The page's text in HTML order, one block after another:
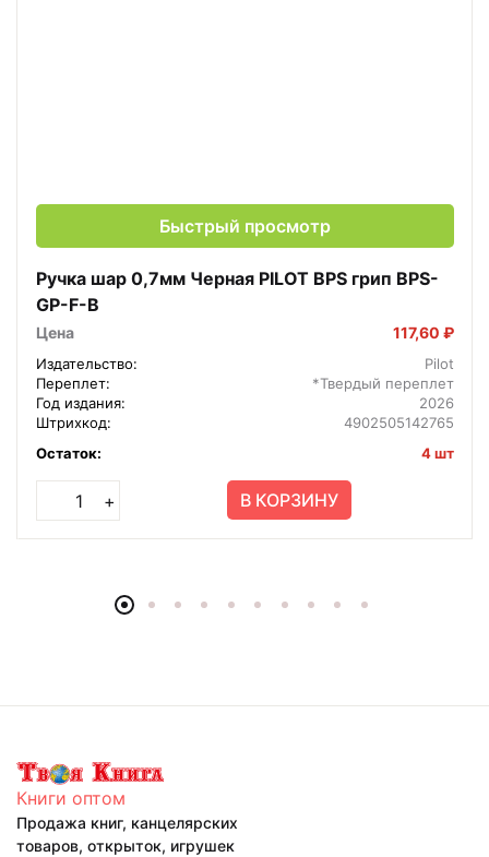
Быстрый просмотр
Ручка шар 0,7мм Черная PILOT BPS грип BPS-
GP-F-B
Цена 117,60 ₽
Издательство:
Pilot
Переплет:
*Твердый переплет
Год издания:
2026
Штрихкод:
4902505142765
Остаток:
4 шт
+ В КОРЗИНУ
Книги оптом
Продажа книг, канцелярских
товаров, открыток, игрушек